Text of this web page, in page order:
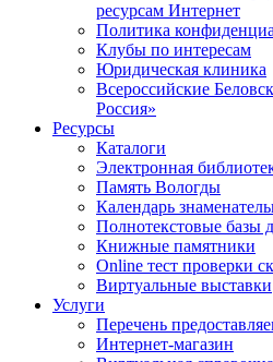
ресурсам Интернет
Политика
Клубы по интересам
Юридическая клиника
Всероссийские
Россия»
Ресурсы
Каталоги
Электронная
Память Вологды
Календарь
Полнотекстовые базы
Книжные памятники
Online тест проверки
Виртуальные выставки
Услуги
Перечень
Интернет-магазин